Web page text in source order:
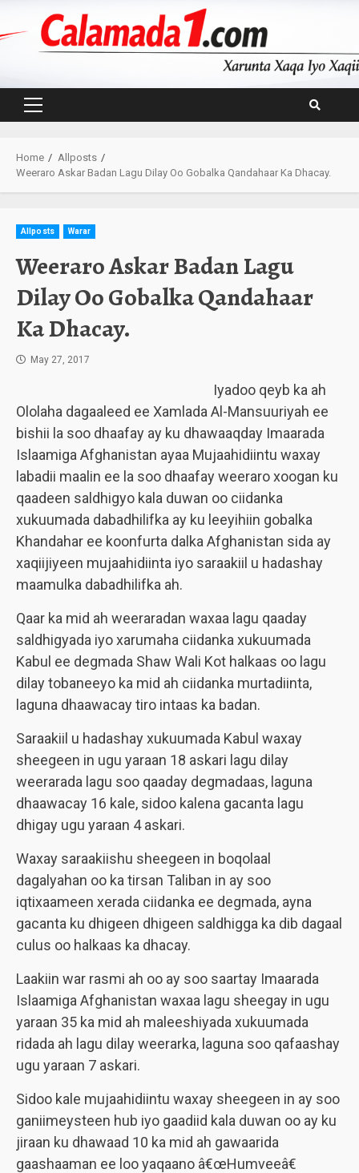
Primary
Home
Allposts
Weeraro Askar Badan Lagu Dilay Oo Gobalka Qandahaar Ka Dhacay.
Allposts Warar
Weeraro Askar Badan Lagu
Dilay Oo Gobalka Qandahaar
Ka Dhacay.
May 27, 2017
Iyadoo qeyb ka ah
Ololaha dagaaleed ee Xamlada Al-Mansuuriyah ee
bishii la soo dhaafay ay ku dhawaaqday Imaarada
Islaamiga Afghanistan ayaa Mujaahidiintu waxay
labadii maalin ee la soo dhaafay weeraro xoogan ku
qaadeen saldhigyo kala duwan oo ciidanka
xukuumada dabadhilifka ay ku leeyihiin gobalka
Khandahar ee koonfurta dalka Afghanistan sida ay
xaqiijiyeen mujaahidiinta iyo saraakiil u hadashay
maamulka dabadhilifka ah.
Qaar ka mid ah weeraradan waxaa lagu qaaday
saldhigyada iyo xarumaha ciidanka xukuumada
Kabul ee degmada Shaw Wali Kot halkaas oo lagu
dilay tobaneeyo ka mid ah ciidanka murtadiinta,
laguna dhaawacay tiro intaas ka badan.
Saraakiil u hadashay xukuumada Kabul waxay
sheegeen in ugu yaraan 18 askari lagu dilay
weerarada lagu soo qaaday degmadaas, laguna
dhaawacay 16 kale, sidoo kalena gacanta lagu
dhigay ugu yaraan 4 askari.
Waxay saraakiishu sheegeen in boqolaal
dagalyahan oo ka tirsan Taliban in ay soo
iqtixaameen xerada ciidanka ee degmada, ayna
gacanta ku dhigeen dhigeen saldhigga ka dib dagaal
culus oo halkaas ka dhacay.
Laakiin war rasmi ah oo ay soo saartay Imaarada
Islaamiga Afghanistan waxaa lagu sheegay in ugu
yaraan 35 ka mid ah maleeshiyada xukuumada
ridada ah lagu dilay weerarka, laguna soo qafaashay
ugu yaraan 7 askari.
Sidoo kale mujaahidiintu waxay sheegeen in ay soo
ganiimeysteen hub iyo gaadiid kala duwan oo ay ku
jiraan ku dhawaad 10 ka mid ah gawaarida
gaashaaman ee loo yaqaano â€œHumveeâ€